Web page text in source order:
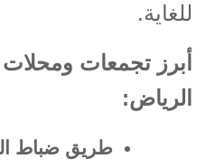
للغاية.
أبرز تجمعات
الرياض:
طريق ضباط